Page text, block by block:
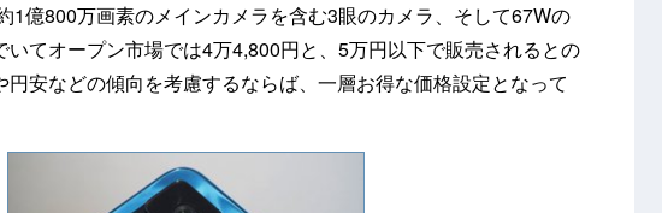
1億800万画素のメインカメラを含む3眼のカメラ、そして67Wの
いてオープン市場では4万4,800円と、5万円以下で販売されるとの
円安などの傾向を考慮するならば、一層お得な価格設定となって